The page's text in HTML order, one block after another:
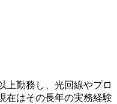
上勤務し、光回線やプロ
在はその長年の実務経験